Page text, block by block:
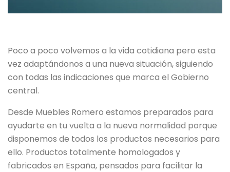
Poco a poco volvemos a la vida cotidiana pero esta
vez adaptándonos a una nueva situación, siguiendo
con todas las indicaciones que marca el Gobierno
central.
Desde Muebles Romero estamos preparados para
ayudarte en tu vuelta a la nueva normalidad porque
disponemos de todos los productos necesarios para
ello. Productos totalmente homologados y
fabricados en España, pensados para facilitar la